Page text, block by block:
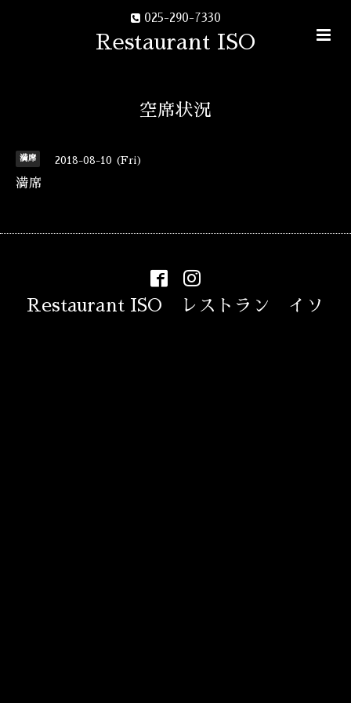
025-290-7330
Restaurant ISO
空席状況
満席 2018-08-10 (Fri)
満席
Restaurant ISO レストラン イソ